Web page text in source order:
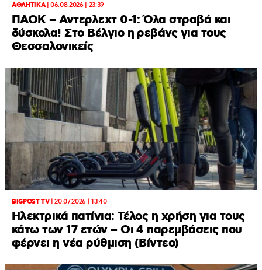
ΑΘΛΗΤΙΚΑ|06.08.2026 | 23:39
ΠΑΟΚ – Αντερλεχτ 0-1: Όλα στραβά και
δύσκολα! Στο Βέλγιο η ρεβάνς για τους
Θεσσαλονικείς
BIGPOST TV|20.07.2026 | 13:40
Ηλεκτρικά πατίνια: Τέλος η χρήση για τους
κάτω των 17 ετών – Οι 4 παρεμβάσεις που
φέρνει η νέα ρύθμιση (Βίντεο)